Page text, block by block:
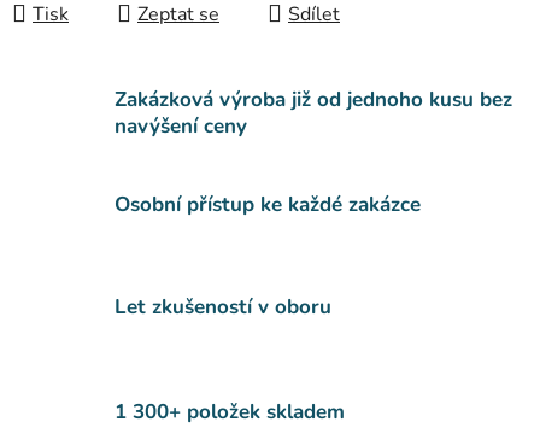
Tisk Zeptat se Sdílet
Zakázková výroba již od jednoho kusu bez
navýšení ceny
Osobní přístup ke každé zakázce
Let zkušeností v oboru
1 300+ položek skladem